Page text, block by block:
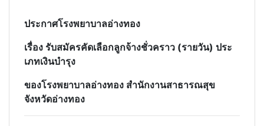
ประกาศโรงพยาบาลอ่างทอง
เรื่อง รับสมัครคัดเลือกลูกจ้างชั่วคราว (รายวัน) ประ
เภทเงินบํารุง
ของโรงพยาบาลอ่างทอง สํานักงานสาธารณสุข
จังหวัดอ่างทอง